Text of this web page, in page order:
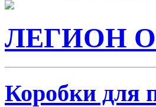
ЛЕГИОН
Коробки для